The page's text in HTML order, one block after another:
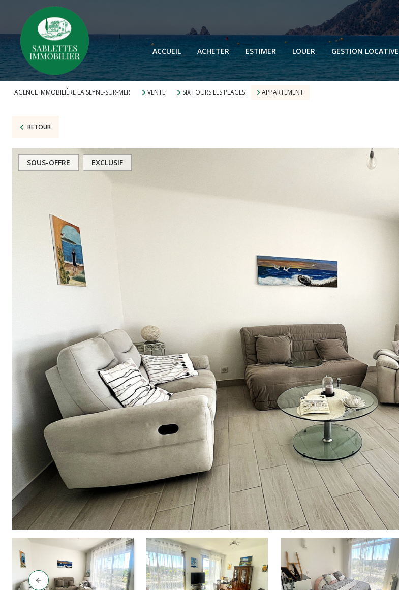
ACCUEIL ACHETER ESTIMER LOUER GESTION LOCATIVE
AGENCE IMMOBILIÈRE LA SEYNE-SUR-MER VENTE SIX FOURS LES PLAGES APPARTEMENT
RETOUR
SOUS-OFFRE EXCLUSIF